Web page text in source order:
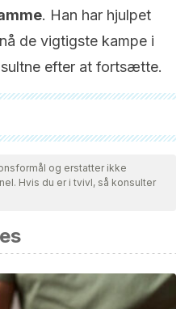
. Han har hjulpet
de vigtigste kampe i
efter at fortsætte.
gennemgået af vores team
aktualitet og validitet.
betragtet som pålidelig og af
M. G. (2006). Volumen de
muscular en
de Medicina y Ciencias de
International Journal of
og erstatter ikke
Hvis du er i tvivl, så konsulter